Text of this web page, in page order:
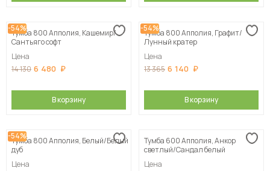
-54%
Тумба 800 Апполия, Кашемир/
Сантьяго софт
Цена
14 130 6 480
В корзину
-54%
Тумба 800 Апполия, Графит/
Лунный кратер
Цена
13 365 6 140
В корзину
-54%
Тумба 800 Апполия, Белый/Белый
дуб
Цена
Тумба 600 Апполия, Анкор
светлый/Сандал белый
Цена